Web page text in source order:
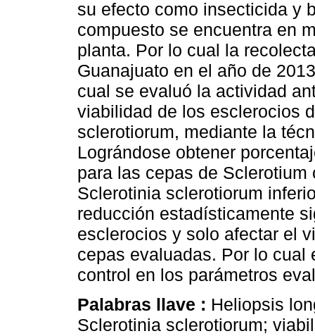
su efecto como insecticida y
compuesto se encuentra en
planta. Por lo cual la
Guanajuato en el año de
cual se evaluó la actividad
viabilidad de los esclerocios
sclerotiorum, mediante la
Lográndose obtener
para las cepas de
Sclerotinia sclerotiorum
reducción estadísticamente
esclerocios y solo afectar el
cepas evaluadas. Por lo cual
control en los parámetros
Palabras llave : Heliopsis
Sclerotinia sclerotiorum;